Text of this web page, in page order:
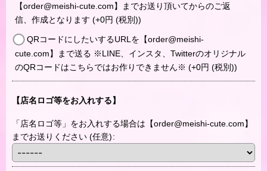
【order@meishi-cute.com】までお送り頂いてからのご返
信、作成となります (+0円 (税別))
QRコードにしたいするURLを【order@meishi-
cute.com】まで送る ※LINE、インスタ、Twitterのオリジナル
のQRコードはこちらではお作りできません※ (+0円 (税別))
【店名ロゴ等をお入れする】
「店名ロゴ等」をお入れする場合は【order@meishi-cute.com】
までお送りください (任意):